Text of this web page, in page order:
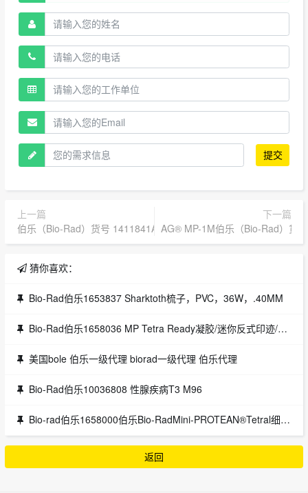
提交
上一篇
伯乐（Bio-Rad）货号 1411841AG® MP-1M 阴离子交换树脂‌
下一篇
AG® MP-1M伯乐（Bio-Rad）货
猜你喜欢：
Bio-Rad伯乐1653837 Sharktoth梳子，PVC，36W，.40MM
Bio-Rad伯乐1658036 MP Tetra Ready凝胶/迷你反式印迹/PP HC
美国bole 伯乐一级代理 biorad一级代理 伯乐代理
Bio-Rad伯乐10036808 性腺疾病T3 M96
Bio-rad伯乐1658000伯乐Bio-RadMini-PROTEAN®Tetral细胞电泳槽
返回